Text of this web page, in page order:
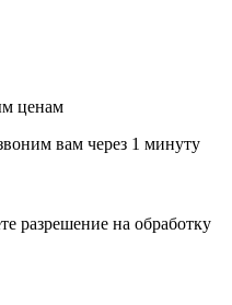
ценам
вам через 1 минуту
разрешение на обработку